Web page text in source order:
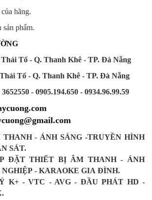
hãng.
sản phẩm.
Tổ - Q. Thanh Khê - TP. Đà Nẵng
- Q. Thanh Khê - TP. Đà Nẵng
- 0905.194.650 - 0934.96.99.59
THANH - ÁNH SÁNG -TRUYỀN HÌNH
SÁT.
ĐẶT THIẾT BỊ ÂM THANH - ÁNH
NGHIỆP - KARAOKE GIA ĐÌNH.
K+ - VTC - AVG - ĐẦU PHÁT HD -